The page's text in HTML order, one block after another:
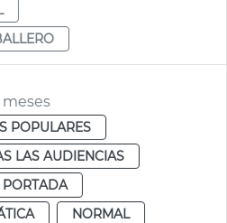
POPULARES
LAS AUDIENCIAS
PORTADA
NORMAL